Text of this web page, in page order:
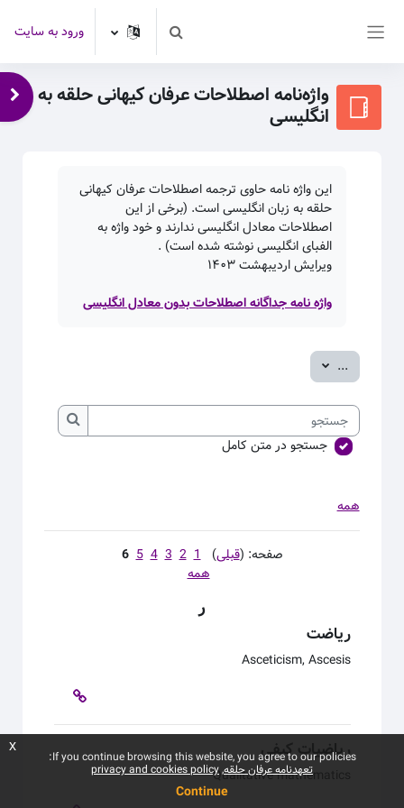
Toggle search inputورود به سایت
واژه‌نامه اصطلاحات عرفان کیهانی حلقه به
انگلیسی
این واژه نامه حاوی ترجمه اصطلاحات عرفان کیهانی
حلقه به زبان انگلیسی است. (برخی از این
اصطلاحات معادل انگلیسی ندارند و خود واژه به
الفبای انگلیسی نوشته شده است) .
ویرایش اردیبهشت۱۴۰۳
واژه نامه جداگانه اصطلاحات بدون معادل انگلیسی
... صدور ورودی‌ها
جستجو
جستجو
جستجو در متن کامل
همه
صفحه: (قبلی)
1
2
3
4
5
6
همه
ر
ریاضت
Asceticism, Ascesis
ریاضیات کیفی
Qualitative mathematics
If you continue browsing this website, you agree to our policies:
تعهدنامه عرفان حلقه privacy and cookies policy
Continue
x